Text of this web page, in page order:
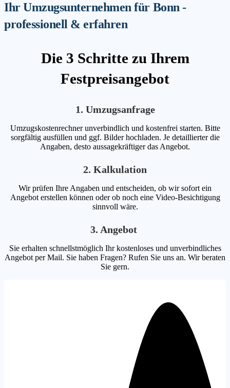
Ihr Umzugsunternehmen für Bonn -
professionell & erfahren
Die 3 Schritte zu Ihrem
Festpreisangebot
1. Umzugsanfrage
Umzugskostenrechner unverbindlich und kostenfrei starten. Bitte
sorgfältig ausfüllen und ggf. Bilder hochladen. Je detaillierter die
Angaben, desto aussagekräftiger das Angebot.
2. Kalkulation
Wir prüfen Ihre Angaben und entscheiden, ob wir sofort ein
Angebot erstellen können oder ob noch eine Video-Besichtigung
sinnvoll wäre.
3. Angebot
Sie erhalten schnellstmöglich Ihr kostenloses und unverbindliches
Angebot per Mail. Sie haben Fragen? Rufen Sie uns an. Wir beraten
Sie gern.